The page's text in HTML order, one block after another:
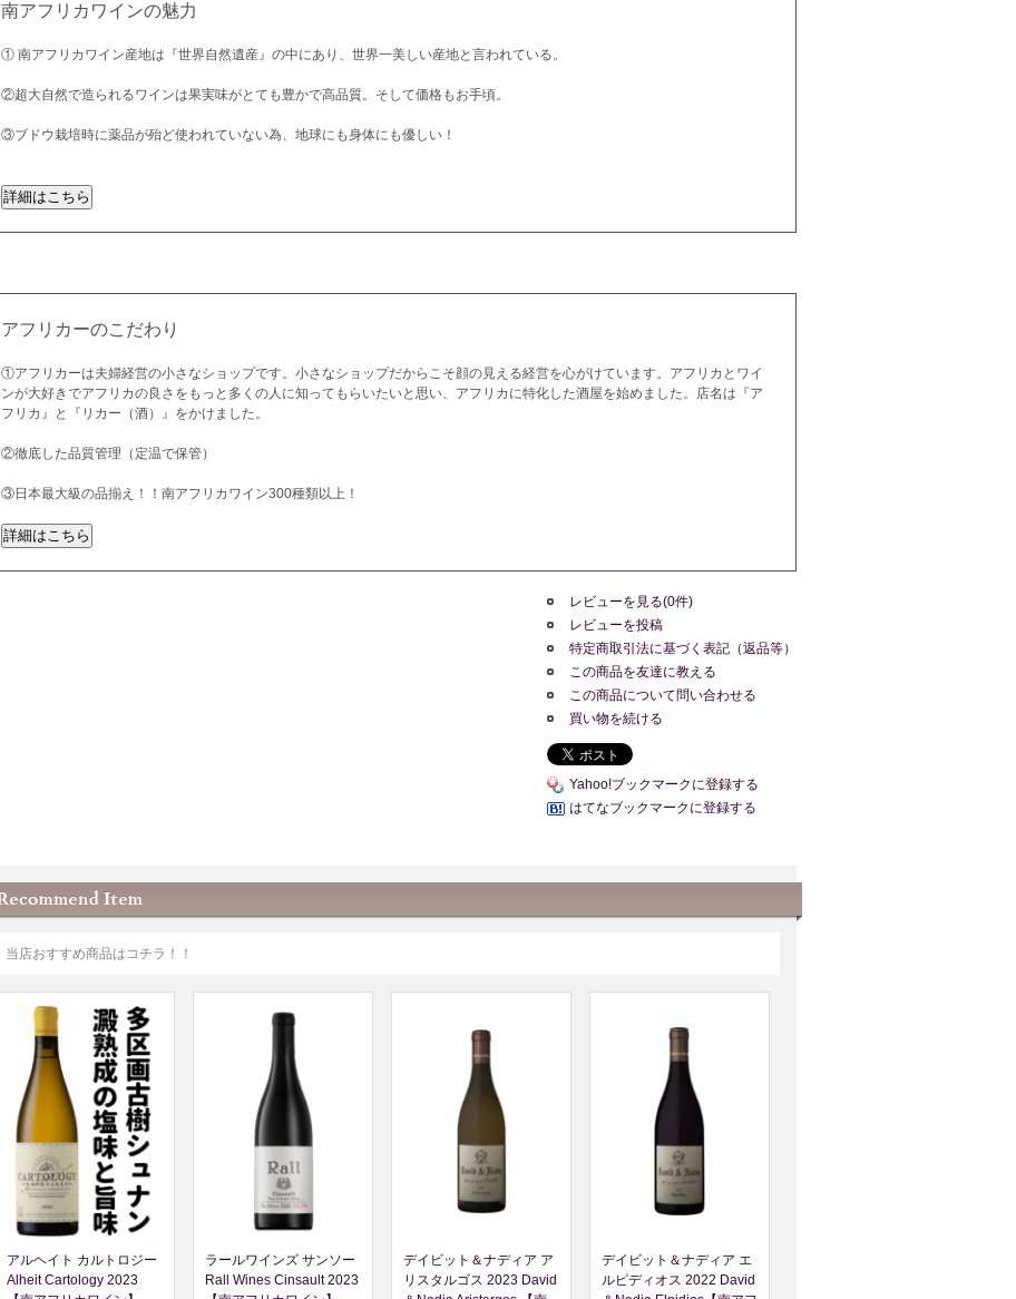
南アフリカワインの魅力
① 南アフリカワイン産地は『世界自然遺産』の中にあり、世界一美しい産地と言われている。
②超大自然で造られるワインは果実味がとても豊かで高品質。そして価格もお手頃。
③ブドウ栽培時に薬品が殆ど使われていない為、地球にも身体にも優しい！
アフリカーのこだわり
①アフリカーは夫婦経営の小さなショップです。小さなショップだからこそ顔の見える経営を心がけています。アフリカとワイ
ンが大好きでアフリカの良さをもっと多くの人に知ってもらいたいと思い、アフリカに特化した酒屋を始めました。店名は『ア
フリカ』と『リカー（酒）』をかけました。
②徹底した品質管理（定温で保管）
③日本最大級の品揃え！！南アフリカワイン300種類以上！
レビューを見る(0件)
レビューを投稿
特定商取引法に基づく表記（返品等）
この商品を友達に教える
この商品について問い合わせる
買い物を続ける
Yahoo!ブックマークに登録する
はてなブックマークに登録する
当店おすすめ商品はコチラ！！
アルヘイト カルトロジー
Alheit Cartology 2023
ラールワインズ サンソー
Rall Wines Cinsault 2023
デイビット＆ナディア ア
リスタルゴス 2023 David
デイビット＆ナディア エ
ルピディオス 2022 David